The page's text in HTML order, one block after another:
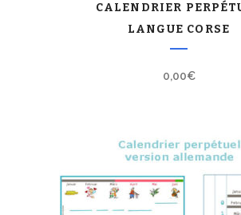
CALENDRIER
LANGUE CORSE
0,00€